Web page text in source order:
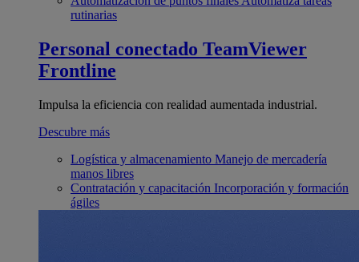
rutinarias
Personal conectado TeamViewer
Frontline
Impulsa la eficiencia con realidad aumentada industrial.
Descubre más
Logística y almacenamiento Manejo de mercadería
manos libres
Contratación y capacitación Incorporación y formación
ágiles